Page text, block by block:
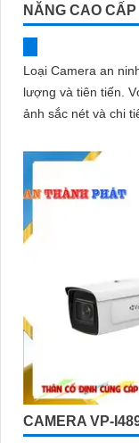
NĂNG CAO CẤP
Loại Camera an
lượng và tiên tiến. Với độ phân giải cao 4K, nó cung cấp hình
CAMERA VP-